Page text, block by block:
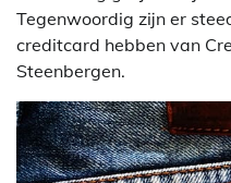
Tegenwoordig zijn er
creditcard hebben van
Steenbergen.